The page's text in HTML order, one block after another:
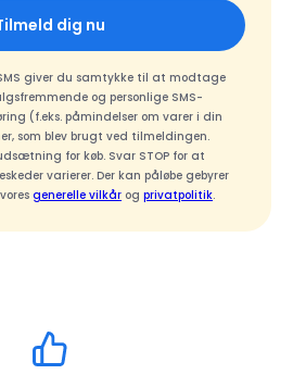
dig nu
giver du samtykke til at modtage
og personlige SMS-
(f.eks. påmindelser om varer i din
som blev brugt ved tilmeldingen.
for køb. Svar STOP for at
varierer. Der kan påløbe gebyrer
generelle vilkår og privatpolitik.